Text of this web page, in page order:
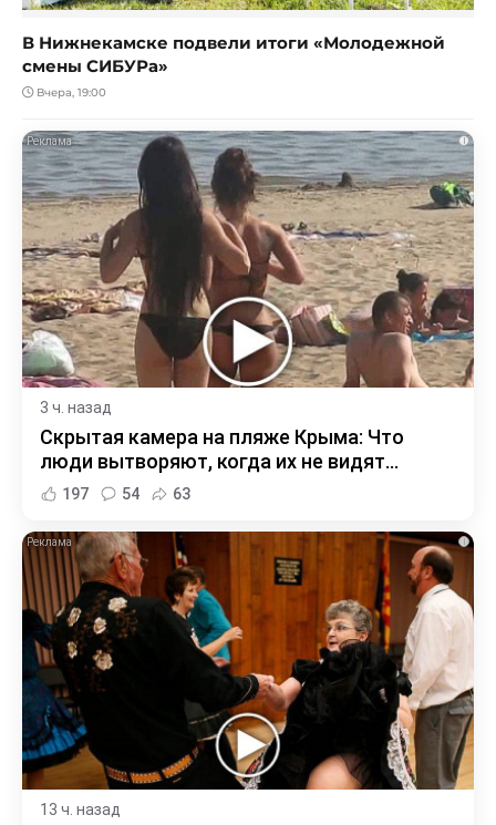
В Нижнекамске подвели итоги «Молодежной
смены СИБУРа»
Вчера, 19:00
i
3 ч. назад
Скрытая камера на пляже Крыма: Что
люди вытворяют, когда их не видят...
197 54 63
i
13 ч. назад